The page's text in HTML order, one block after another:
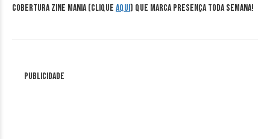
cobertura Zine Mania (clique aqui) que marca presença toda semana!
Publicidade